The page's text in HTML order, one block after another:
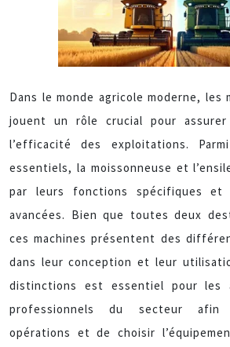
Dans le monde agricole moderne, les
jouent un rôle crucial pour
l’efficacité des exploitations.
essentiels, la moissonneuse et
par leurs fonctions spécifiques et
avancées. Bien que toutes deux
ces machines présentent des
dans leur conception et leur
distinctions est essentiel pour les
professionnels du secteur afin
opérations et de choisir